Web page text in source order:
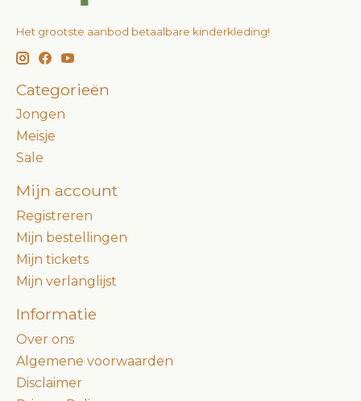
Het grootste aanbod betaalbare kinderkleding!
Categorieën
Jongen
Meisje
Sale
Mijn account
Registreren
Mijn bestellingen
Mijn tickets
Mijn verlanglijst
Informatie
Over ons
Algemene voorwaarden
Disclaimer